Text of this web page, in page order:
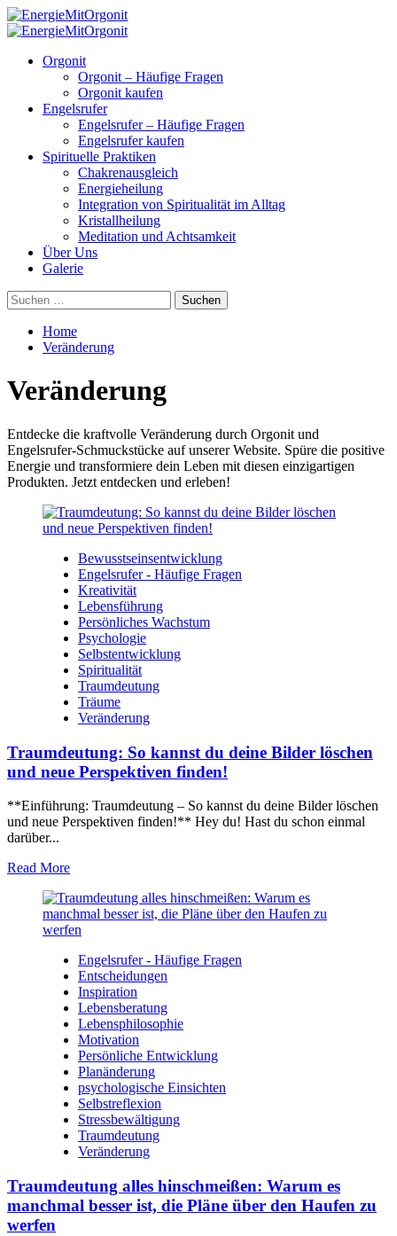
Skip
to
Primary
Orgonit
Orgonit – Häufige Fragen
Orgonit kaufen
Engelsrufer
Engelsrufer – Häufige Fragen
Engelsrufer kaufen
Spirituelle Praktiken
Chakrenausgleich
Energieheilung
Integration von Spiritualität im Alltag
Kristallheilung
Meditation und Achtsamkeit
Über Uns
Galerie
Suchen
nach:
Home
Veränderung
Veränderung
Entdecke die kraftvolle Veränderung durch Orgonit und
Engelsrufer-Schmuckstücke auf unserer Website. Spüre die positive
Energie und transformiere dein Leben mit diesen einzigartigen
Produkten. Jetzt entdecken und erleben!
Bewusstseinsentwicklung
Engelsrufer - Häufige Fragen
Kreativität
Lebensführung
Persönliches Wachstum
Psychologie
Selbstentwicklung
Spiritualität
Traumdeutung
Träume
Veränderung
Traumdeutung: So kannst du deine Bilder löschen
und neue Perspektiven finden!
**Einführung: Traumdeutung – So kannst du deine Bilder löschen
und neue Perspektiven finden!** Hey du! Hast du schon einmal
darüber...
Read More
Engelsrufer - Häufige Fragen
Entscheidungen
Inspiration
Lebensberatung
Lebensphilosophie
Motivation
Persönliche Entwicklung
Planänderung
psychologische Einsichten
Selbstreflexion
Stressbewältigung
Traumdeutung
Veränderung
Traumdeutung alles hinschmeißen: Warum es
manchmal besser ist, die Pläne über den Haufen zu
werfen